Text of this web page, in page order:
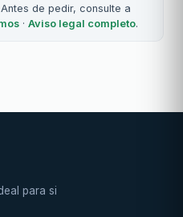
de pedir, consulte a
· Aviso legal completo.
para si